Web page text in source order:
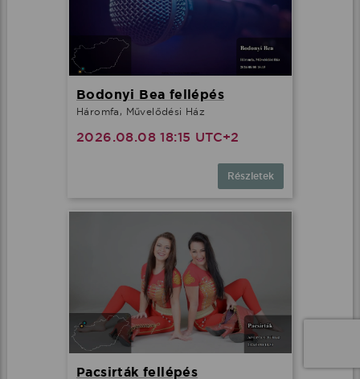
Bodonyi Bea fellépés
Háromfa, Művelődési Ház
2026.08.08 18:15 UTC+2
Részletek
Pacsirták fellépés